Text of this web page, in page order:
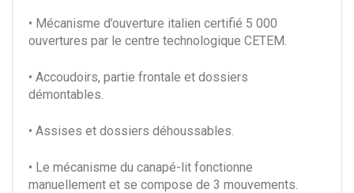
• Mécanisme d’ouverture italien certifié 5 000
ouvertures par le centre technologique CETEM.
• Accoudoirs, partie frontale et dossiers
démontables.
• Assises et dossiers déhoussables.
• Le mécanisme du canapé-lit fonctionne
manuellement et se compose de 3 mouvements.